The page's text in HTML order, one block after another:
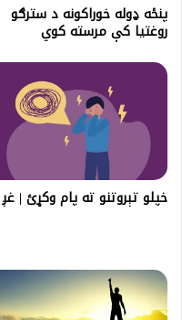
پنځه ډوله خوراکونه د سترګو
روغتيا کې مرسته کوي
خپلو تېروتنو ته پام وکړئ | غږ